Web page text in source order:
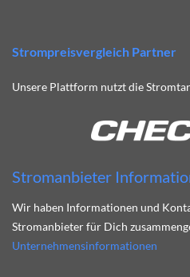
Strompreisvergleich Partner
Unsere Plattform nutzt die
Stromanbieter
Wir haben Informationen und
Stromanbieter für Dich
Unternehmensinformationen